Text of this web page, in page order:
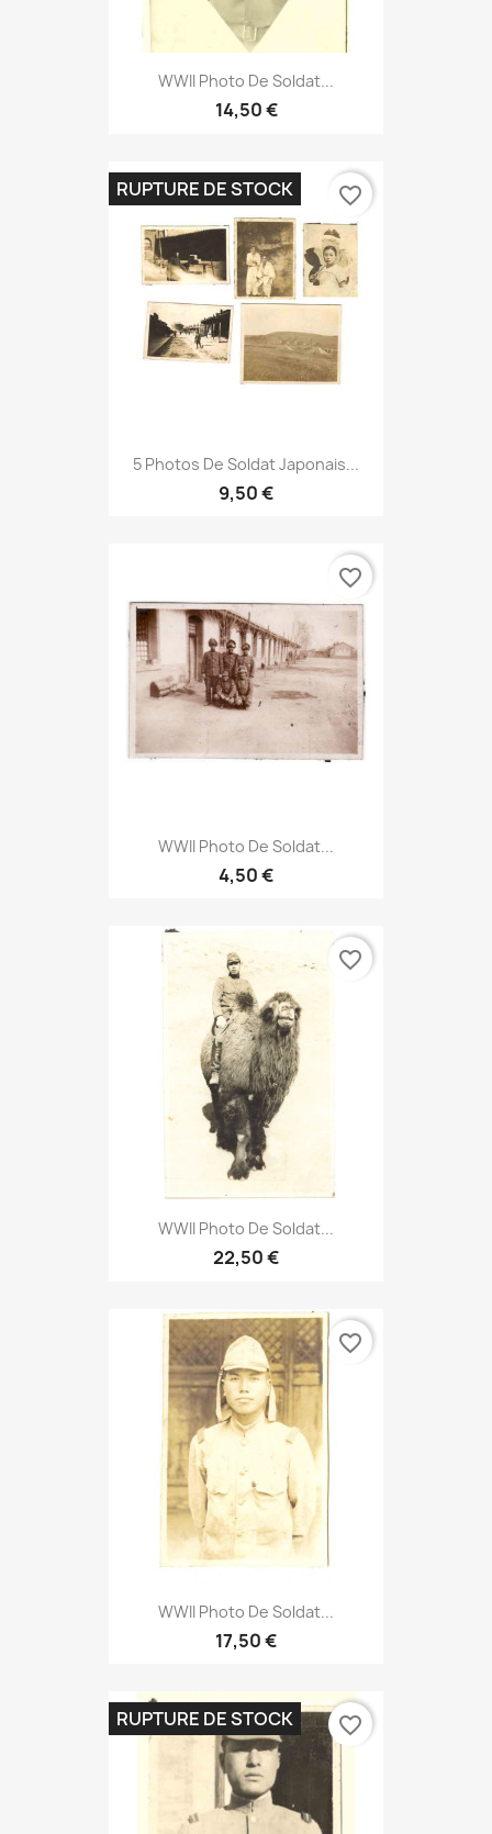
WWII Photo De Soldat...
14,50 €
5 Photos De Soldat Japonais...
9,50 €
RUPTURE DE STOCK favorite_border
WWII Photo De Soldat...
4,50 €
favorite_border
WWII Photo De Soldat...
22,50 €
favorite_border
WWII Photo De Soldat...
17,50 €
favorite_border
RUPTURE DE STOCK favorite_border